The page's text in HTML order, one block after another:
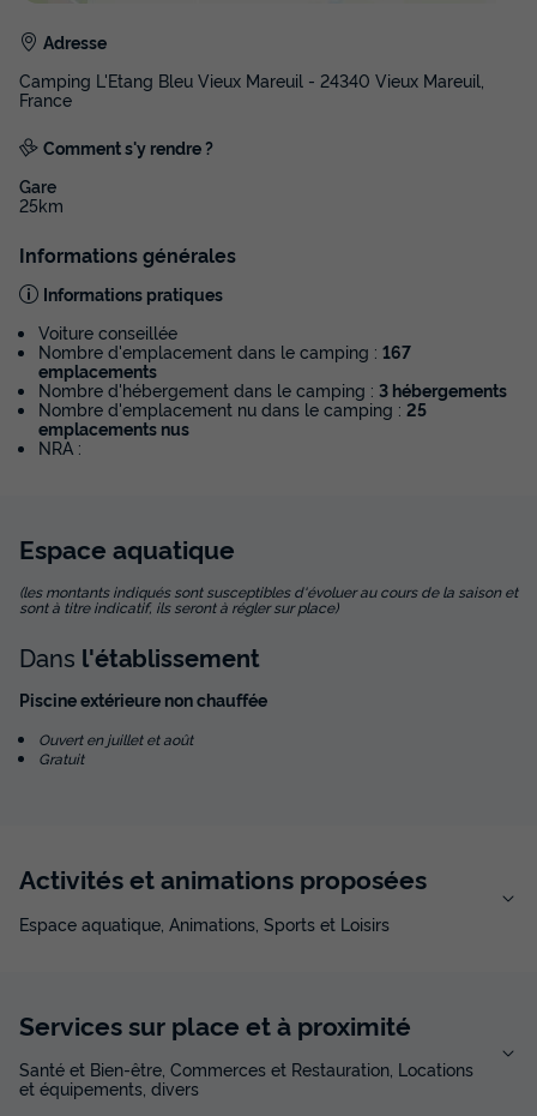
Adresse
Camping L'Etang Bleu Vieux Mareuil - 24340 Vieux Mareuil,
France
Comment s'y rendre ?
Gare
25km
Informations générales
Informations pratiques
Voiture conseillée
Nombre d'emplacement dans le camping : 167
emplacements
Nombre d'hébergement dans le camping : 3 hébergements
Nombre d'emplacement nu dans le camping : 25
emplacements nus
NRA :
Espace aquatique
(les montants indiqués sont susceptibles d'évoluer au cours de la saison et
sont à titre indicatif, ils seront à régler sur place)
Dans l'établissement
Piscine extérieure non chauffée
Ouvert en juillet et août
Gratuit
Activités et animations proposées
Espace aquatique, Animations, Sports et Loisirs
Services sur place et à proximité
Santé et Bien-être, Commerces et Restauration, Locations
et équipements, divers